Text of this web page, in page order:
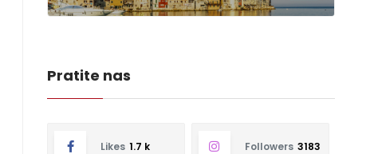
Pratite nas
Likes 1.7 k Followers 3183